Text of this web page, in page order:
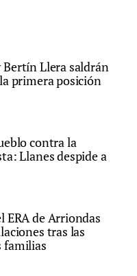
Llera saldrán
primera posición
contra la
Llanes despide a
ERA de Arriondas
tras las
familias